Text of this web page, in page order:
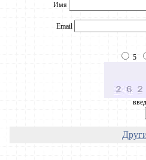
Имя
Email
5